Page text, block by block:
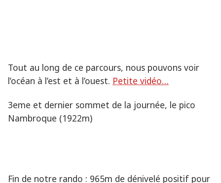
Tout au long de ce parcours, nous pouvons voir
l’océan à l’est et à l’ouest. Petite vidéo…
3eme et dernier sommet de la journée, le pico
Nambroque (1922m)
Fin de notre rando : 965m de dénivelé positif pour